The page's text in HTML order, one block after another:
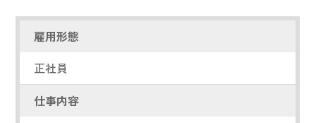
雇用形態
正社員
仕事内容